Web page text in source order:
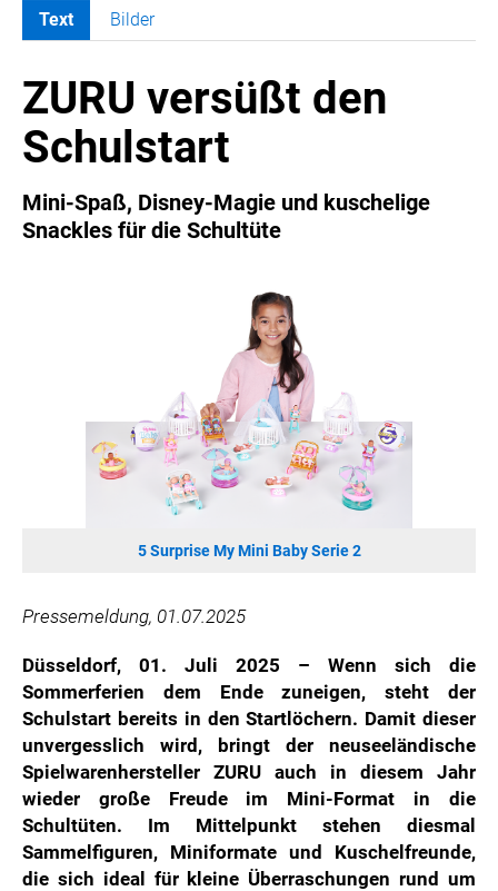
MELDUNGEN
SWORDFISH
AURA
AWOL VISION
BESTATTUNG HIMMELBLAU
PROF. GEORGE BIRKMAYER NADH
META COMMUNICATION
PQUBE
K5 FACTORY
WILD RIVER GAMES
SUPERCELL
CHERRY
SYLVOX
PREMIUM AUDIO
Text Bilder
ZURU versüßt den
Schulstart
Mini-Spaß, Disney-Magie und kuschelige
Snackles für die Schultüte
5 Surprise My Mini Baby Serie 2
Pressemeldung, 01.07.2025
Düsseldorf, 01. Juli 2025
– Wenn sich die
Sommerferien dem Ende zuneigen, steht der
Schulstart bereits in den Startlöchern. Damit dieser
unvergesslich wird, bringt der neuseeländische
Spielwarenhersteller ZURU auch in diesem Jahr
wieder große Freude im Mini-Format in die
Schultüten. Im Mittelpunkt stehen diesmal
Sammelfiguren, Miniformate und Kuschelfreunde,
die sich ideal für kleine Überraschungen rund um